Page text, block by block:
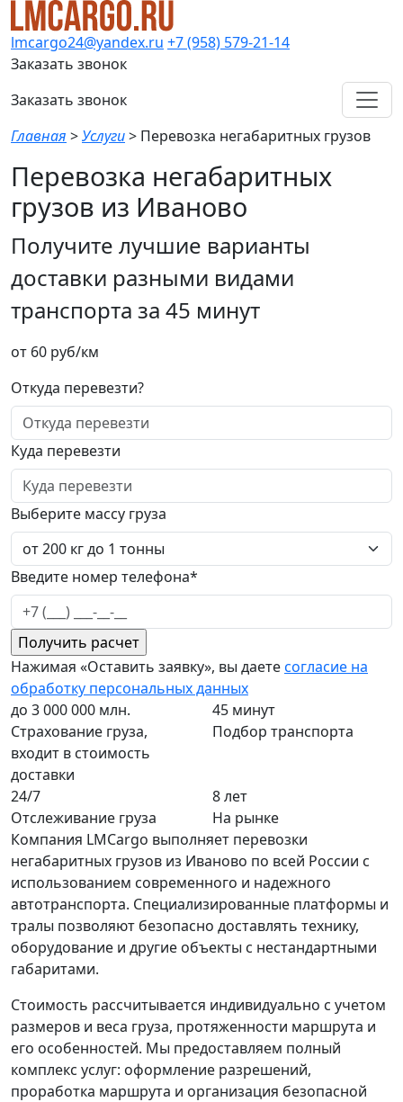
lmcargo24@yandex.ru +7 (958) 579-21-14
Заказать звонок
Заказать звонок
Главная >Услуги> Перевозка негабаритных грузов
Перевозка негабаритных
грузов из Иваново
Получите лучшие варианты
доставки разными видами
транспорта за 45 минут
от 60 руб/км
Откуда перевезти?
Куда перевезти
Выберите массу груза
Введите номер телефона*
Нажимая «Оставить заявку», вы даетесогласие на
обработку персональных данных
до 3 000 000 млн.
Страхование груза,
входит в стоимость
доставки
45 минут
Подбор транспорта
24/7
Отслеживание груза
8 лет
На рынке
Компания LMCargo выполняет перевозки
негабаритных грузов из Иваново по всей России с
использованием современного и надежного
автотранспорта. Специализированные платформы и
тралы позволяют безопасно доставлять технику,
оборудование и другие объекты с нестандартными
габаритами.
Стоимость рассчитывается индивидуально с учетом
размеров и веса груза, протяженности маршрута и
его особенностей. Мы предоставляем полный
комплекс услуг: оформление разрешений,
проработка маршрута и организация безопасной